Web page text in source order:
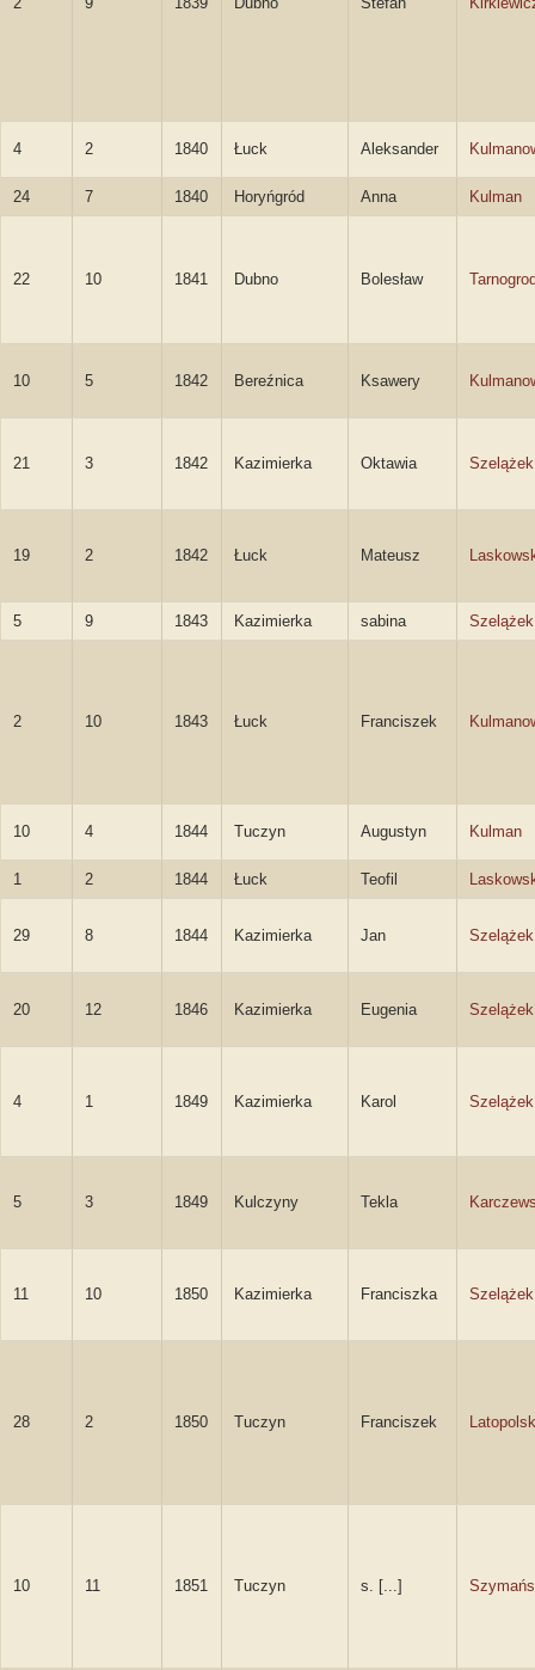
4 2 1840 Łuck Aleksander
24 7 1840 Horyńgród Anna Kulman
22 10 1841 Dubno Bolesław
10 5 1842 Bereźnica Ksawery
21 3 1842 Kazimierka Oktawia Szelążek
19 2 1842 Łuck Mateusz
5 9 1843 Kazimierka sabina Szelążek
2 10 1843 Łuck Franciszek
10 4 1844 Tuczyn Augustyn Kulman
1 2 1844 Łuck Teofil
29 8 1844 Kazimierka Jan Szelążek
20 12 1846 Kazimierka Eugenia Szelążek
4 1 1849 Kazimierka Karol Szelążek
5 3 1849 Kulczyny Tekla
11 10 1850 Kazimierka Franciszka Szelążek
28 2 1850 Tuczyn Franciszek
10 11 1851 Tuczyn s. [...]